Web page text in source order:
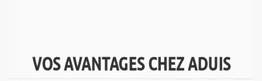
VOS AVANTAGES CHEZ ADUIS